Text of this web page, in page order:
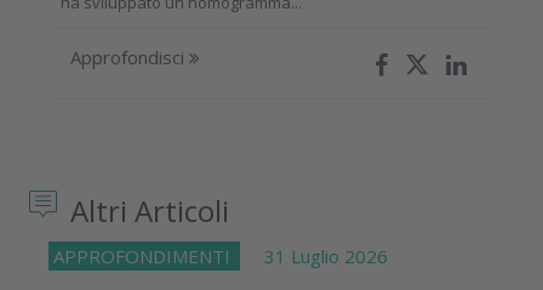
Approfondisci
Altri Articoli
APPROFONDIMENTI 31 Luglio 2026